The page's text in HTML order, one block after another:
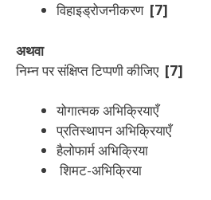
विहाइड्रोजनीकरण [7]
अथवा
निम्न पर संक्षिप्त टिप्पणी कीजिए [7]
योगात्मक अभिक्रियाएँ
प्रतिस्थापन अभिक्रियाएँ
हैलोफार्म अभिक्रिया
शिमट-अभिक्रिया